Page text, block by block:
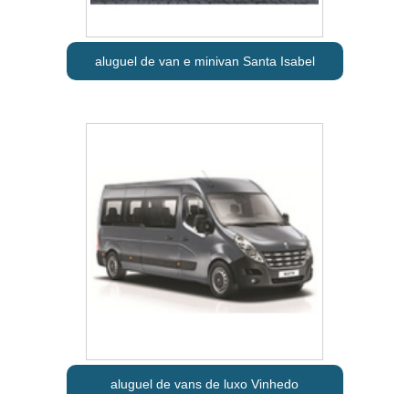
aluguel de van e minivan Santa Isabel
aluguel de vans de luxo Vinhedo